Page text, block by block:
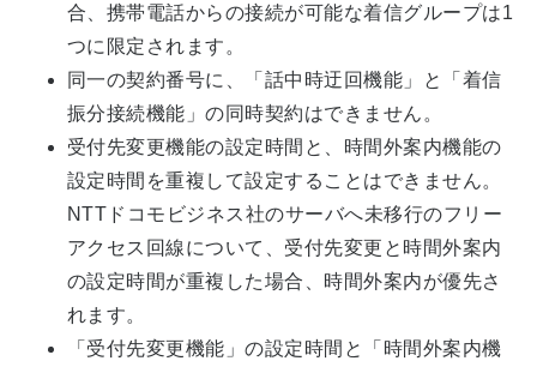
合、携帯電話からの接続が可能な着信グループは1
つに限定されます。
同一の契約番号に、「話中時迂回機能」と「着信
振分接続機能」の同時契約はできません。
受付先変更機能の設定時間と、時間外案内機能の
設定時間を重複して設定することはできません。
NTTドコモビジネス社のサーバへ未移行のフリー
アクセス回線について、受付先変更と時間外案内
の設定時間が重複した場合、時間外案内が優先さ
れます。
「受付先変更機能」の設定時間と「時間外案内機